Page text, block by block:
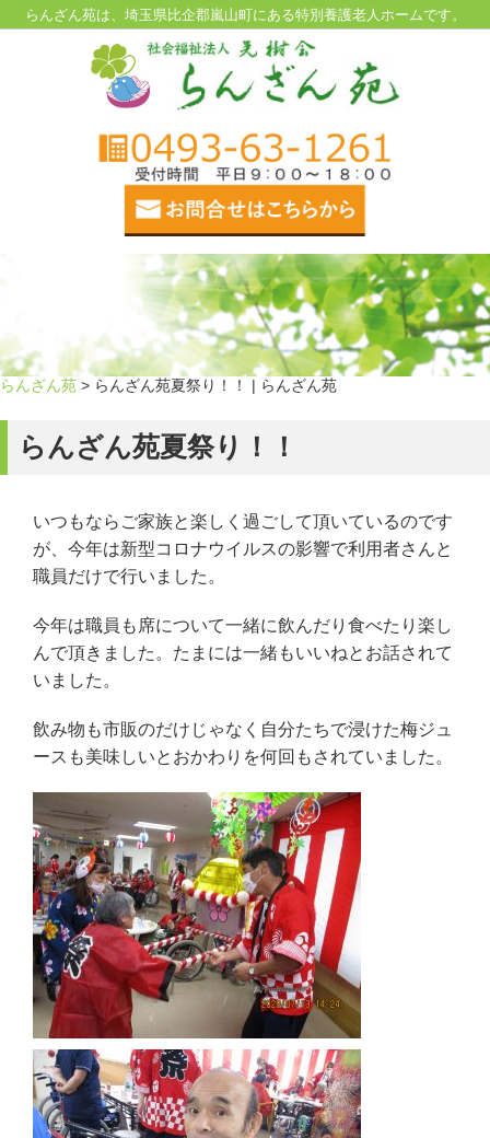
らんざん苑は、埼玉県比企郡嵐山町にある特別養護老人ホームです。
らんざん苑 > らんざん苑夏祭り！！ | らんざん苑
らんざん苑夏祭り！！
いつもならご家族と楽しく過ごして頂いているのです
が、今年は新型コロナウイルスの影響で利用者さんと
職員だけで行いました。
今年は職員も席について一緒に飲んだり食べたり楽し
んで頂きました。たまには一緒もいいねとお話されて
いました。
飲み物も市販のだけじゃなく自分たちで浸けた梅ジュ
ースも美味しいとおかわりを何回もされていました。